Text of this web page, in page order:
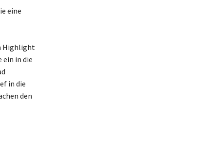
eine
Highlight
ein in die
in die
den